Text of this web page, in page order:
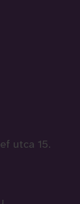
utca 15.